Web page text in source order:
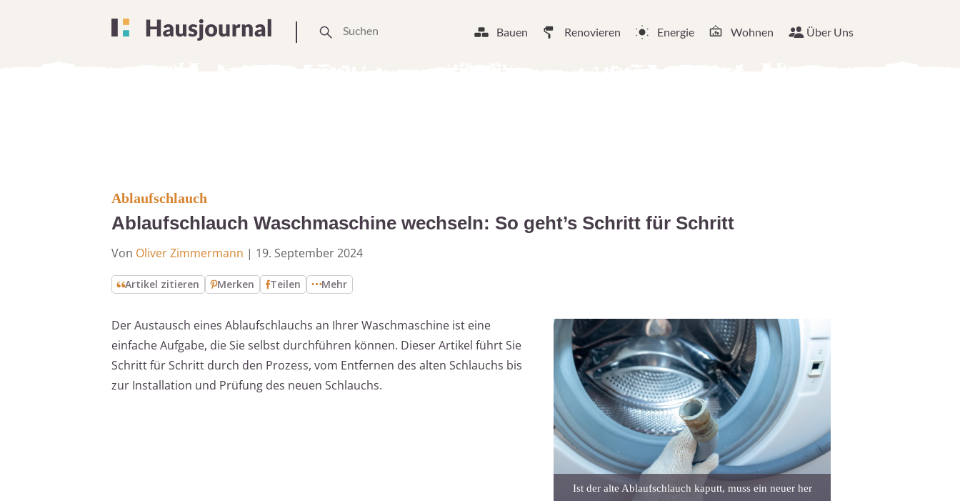
Bauen Renovieren Energie Wohnen Über Uns
Ablaufschlauch
Ablaufschlauch Waschmaschine wechseln: So geht’s Schritt für Schritt
Von Oliver Zimmermann | 19. September 2024
Artikel zitieren Merken Teilen Mehr
Der Austausch eines Ablaufschlauchs an Ihrer Waschmaschine ist eine
einfache Aufgabe, die Sie selbst durchführen können. Dieser Artikel führt Sie
Schritt für Schritt durch den Prozess, vom Entfernen des alten Schlauchs bis
zur Installation und Prüfung des neuen Schlauchs.
Ist der alte Ablaufschlauch kaputt, muss ein neuer her